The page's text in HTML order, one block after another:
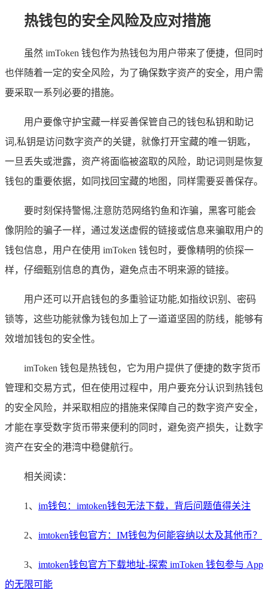
热钱包的安全风险及应对措施
虽然 imToken 钱包作为热钱包为用户带来了便捷，但同时
也伴随着一定的安全风险，为了确保数字资产的安全，用户需
要采取一系列必要的措施。
用户要像守护宝藏一样妥善保管自己的钱包私钥和助记
词,私钥是访问数字资产的关键，就像打开宝藏的唯一钥匙，
一旦丢失或泄露，资产将面临被盗取的风险，助记词则是恢复
钱包的重要依据，如同找回宝藏的地图，同样需要妥善保存。
要时刻保持警惕,注意防范网络钓鱼和诈骗，黑客可能会
像阴险的骗子一样，通过发送虚假的链接或信息来骗取用户的
钱包信息，用户在使用 imToken 钱包时，要像精明的侦探一
样，仔细甄别信息的真伪，避免点击不明来源的链接。
用户还可以开启钱包的多重验证功能,如指纹识别、密码
锁等，这些功能就像为钱包加上了一道道坚固的防线，能够有
效增加钱包的安全性。
imToken 钱包是热钱包，它为用户提供了便捷的数字货币
管理和交易方式，但在使用过程中，用户要充分认识到热钱包
的安全风险，并采取相应的措施来保障自己的数字资产安全，
才能在享受数字货币带来便利的同时，避免资产损失，让数字
资产在安全的港湾中稳健航行。
相关阅读：
1、 im钱包：imtoken钱包无法下载，背后问题值得关注
2、 imtoken钱包官方：IM钱包为何能容纳以太及其他币？
3、 imtoken钱包官方下载地址-探索 imToken 钱包参与 App
的无限可能